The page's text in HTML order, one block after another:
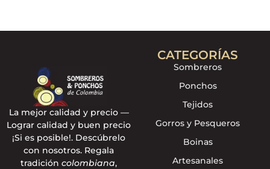
La mejor calidad y precio —
Lograr calidad y buen precio
¡Si es posible!. Descúbrelo
con nosotros. Regala
tradicióncolombiana,
CATEGORÍAS
Sombreros
Ponchos
Tejidos
Gorros y Pesqueros
Boinas
Artesanales